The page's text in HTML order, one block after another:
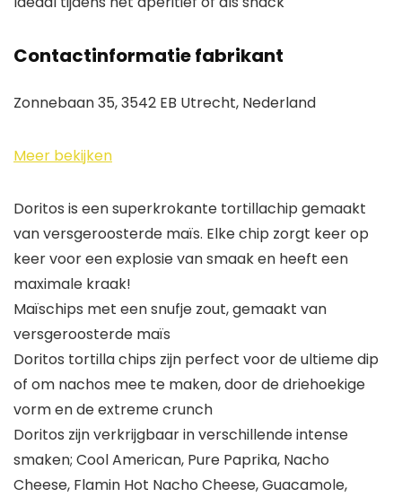
Contactinformatie fabrikant
Zonnebaan 35, 3542 EB Utrecht, Nederland
Meer bekijken
Doritos is een superkrokante tortillachip gemaakt
van versgeroosterde maïs. Elke chip zorgt keer op
keer voor een explosie van smaak en heeft een
maximale kraak!
Maïschips met een snufje zout, gemaakt van
versgeroosterde maïs
Doritos tortilla chips zijn perfect voor de ultieme dip
of om nachos mee te maken, door de driehoekige
vorm en de extreme crunch
Doritos zijn verkrijgbaar in verschillende intense
smaken; Cool American, Pure Paprika, Nacho
Cheese, Flamin Hot Nacho Cheese, Guacamole,